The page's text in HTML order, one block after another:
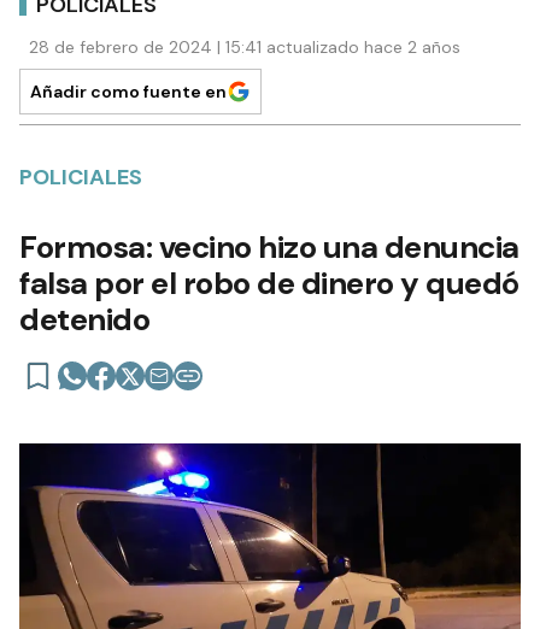
28 de febrero de 2024 | 15:41 actualizado hace 2 años
Añadir como fuente en
POLICIALES
Formosa: vecino hizo una denuncia
falsa por el robo de dinero y quedó
detenido